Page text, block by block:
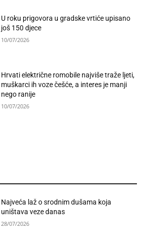
U roku prigovora u gradske vrtiće upisano
još 150 djece
10/07/2026
Hrvati električne romobile najviše traže ljeti,
muškarci ih voze češće, a interes je manji
nego ranije
10/07/2026
Najveća laž o srodnim dušama koja
uništava veze danas
28/07/2026